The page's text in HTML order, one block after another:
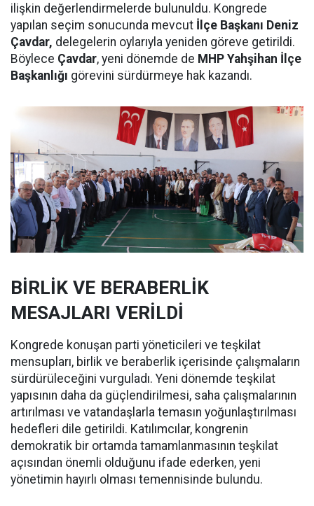
ilişkin değerlendirmelerde bulunuldu. Kongrede
yapılan seçim sonucunda mevcut İlçe Başkanı Deniz
Çavdar, delegelerin oylarıyla yeniden göreve getirildi.
Böylece Çavdar, yeni dönemde de MHP Yahşihan İlçe
Başkanlığı görevini sürdürmeye hak kazandı.
BİRLİK VE BERABERLİK
MESAJLARI VERİLDİ
Kongrede konuşan parti yöneticileri ve teşkilat
mensupları, birlik ve beraberlik içerisinde çalışmaların
sürdürüleceğini vurguladı. Yeni dönemde teşkilat
yapısının daha da güçlendirilmesi, saha çalışmalarının
artırılması ve vatandaşlarla temasın yoğunlaştırılması
hedefleri dile getirildi. Katılımcılar, kongrenin
demokratik bir ortamda tamamlanmasının teşkilat
açısından önemli olduğunu ifade ederken, yeni
yönetimin hayırlı olması temennisinde bulundu.